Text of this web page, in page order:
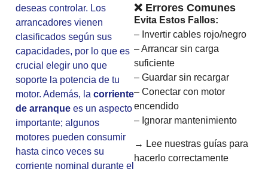
deseas controlar. Los
arrancadores vienen
clasificados según sus
capacidades, por lo que es
crucial elegir uno que
soporte la potencia de tu
motor. Además, la corriente
de arranque es un aspecto
importante; algunos
motores pueden consumir
hasta cinco veces su
corriente nominal durante el
❌ Errores Comunes
Evita Estos Fallos:
– Invertir cables rojo/negro
– Arrancar sin carga
suficiente
– Guardar sin recargar
– Conectar con motor
encendido
– Ignorar mantenimiento
→ Lee nuestras guías para
hacerlo correctamente